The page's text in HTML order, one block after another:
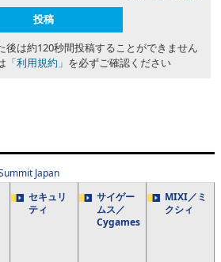
は約120秒間投稿することができません
「利用規約」 を必ずご確認ください
Japan
セキュリ
ティ
サイゲー
ムス／
Cygames
MIXI／ミ
クシィ